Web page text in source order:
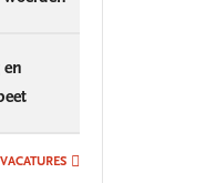
en